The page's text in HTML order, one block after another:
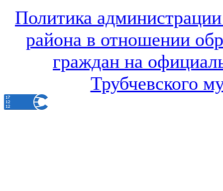
Политика
района в отношении
граждан на
Трубчевского